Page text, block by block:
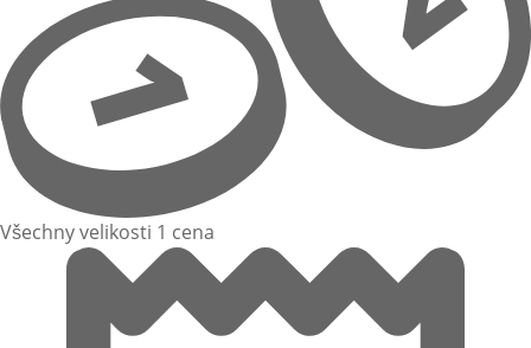
Všechny velikosti 1 cena